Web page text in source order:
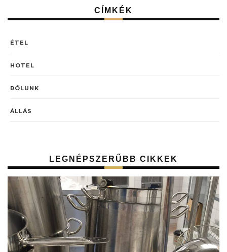
CÍMKÉK
ÉTEL
HOTEL
RÓLUNK
ÁLLÁS
LEGNÉPSZERŰBB CIKKEK